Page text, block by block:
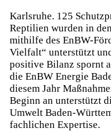
Karlsruhe. 125
Reptilien wurden in
mithilfe des EnBW-
Vielfalt“ unterstützt
positive Bilanz spornt
die EnBW Energie
diesem Jahr
Beginn an unterstützt
Umwelt Baden-
fachlichen Expertise.